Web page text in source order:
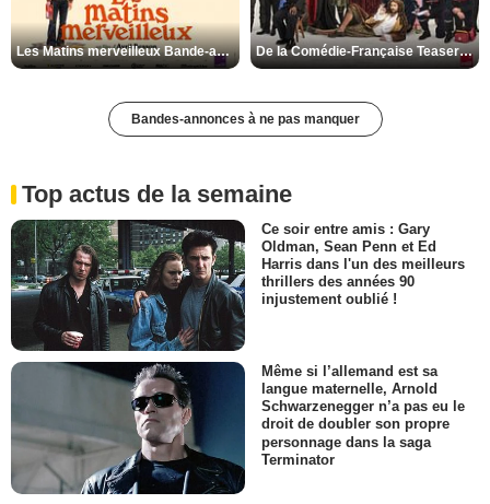
Les Matins merveilleux Bande-annonce VF De la Comédie-Française Teaser VF
Bandes-annonces à ne pas manquer
Top actus de la semaine
Ce soir entre amis : Gary
Oldman, Sean Penn et Ed
Harris dans l'un des meilleurs
thrillers des années 90
injustement oublié !
Même si l’allemand est sa
langue maternelle, Arnold
Schwarzenegger n’a pas eu le
droit de doubler son propre
personnage dans la saga
Terminator